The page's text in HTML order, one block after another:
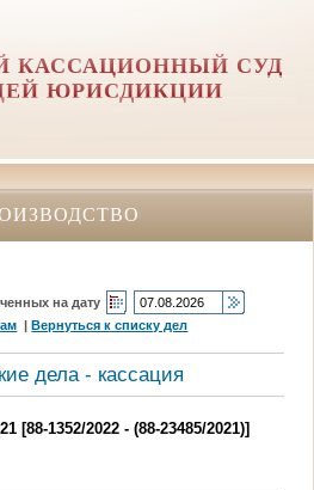
КАССАЦИОННЫЙ СУД
ЮРИСДИКЦИИ
на дату
|Вернуться к списку дел
дела - кассация
[88-1352/2022 - (88-23485/2021)]